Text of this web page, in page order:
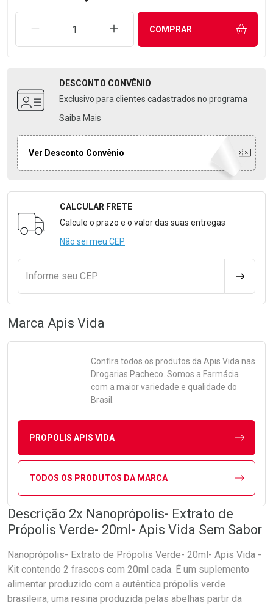
REMOVER UMA UNIDADEAUMENTAR UMA UNIDADE
COMPRAR
DESCONTO CONVÊNIO
Exclusivo para clientes cadastrados no programa
Saiba Mais
Ver Desconto Convênio
Formulário para Calcular o Frete
CALCULAR FRETE
Calcule o prazo e o valor das suas entregas
Não sei meu CEP
Informe seu CEP
Marca Apis Vida
Confira todos os produtos da Apis Vida nas
Drogarias Pacheco. Somos a Farmácia
com a maior variedade e qualidade do
Brasil.
PROPOLIS APIS VIDA
TODOS OS PRODUTOS DA MARCA
Descrição 2x Nanoprópolis- Extrato de
Própolis Verde- 20ml- Apis Vida Sem Sabor
Nanoprópolis- Extrato de Própolis Verde- 20ml- Apis Vida -
Kit contendo 2 frascos com 20ml cada. É um suplemento
alimentar produzido com a autêntica própolis verde
brasileira, uma resina produzida pelas abelhas partir da